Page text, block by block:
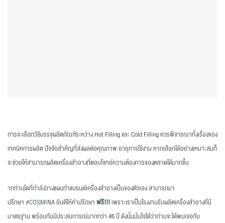
การจะเลือกวิธีบรรจุผลิตภัณฑ์ระหว่าง Hot Filling และ Cold Filling ควรพิจารณาทั้งเรื่องของ
เทคนิคการผลิต ปัจจัยสำคัญที่ส่งผลต่อคุณภาพ อายุการใช้งาน หากเลือกได้อย่างเหมาะสมก็
จะช่วยให้สามารถผลิตเครื่องสำอางที่ตอบโจทย์ความต้องการของตลาดได้มากขึ้น
ากท่านใดที่กำลังวางแผนทำแบรนด์เครื่องสำอางเป็นของตัวเอง สามารถมา
ปรึกษา#COSMINAยินดีให้คำปรึกษาฟรี!!!เพราะเราเป็นโรงงานรับผลิตเครื่องสำอางที่มี
มาตรฐาน พร้อมกับมีประสบการณ์มากกว่า 46 ปี ดังนั้นมั่นใจได้ว่าท่านจะได้พบเจอกับ